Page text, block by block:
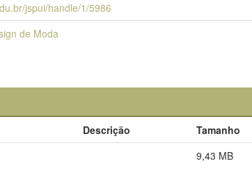
jspui/handle/1/5986
de Moda
Descrição Tamanho
9,43 MB